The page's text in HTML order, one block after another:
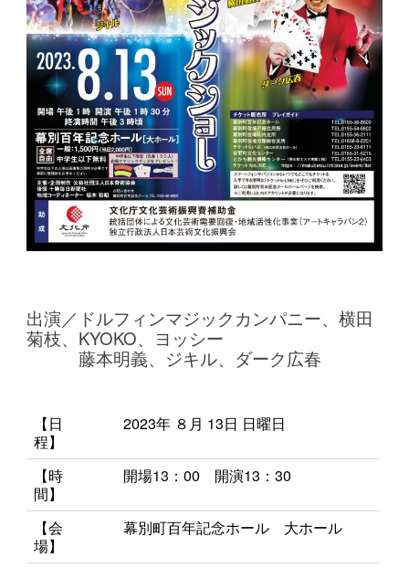
出演／ドルフィンマジックカンパニー、横田
菊枝、KYOKO、ヨッシー
藤本明義、ジキル、ダーク広春
【日
程】
2023年 ８月 13日 日曜日
【時
間】
開場13：00 開演13：30
【会
場】
幕別町百年記念ホール 大ホール